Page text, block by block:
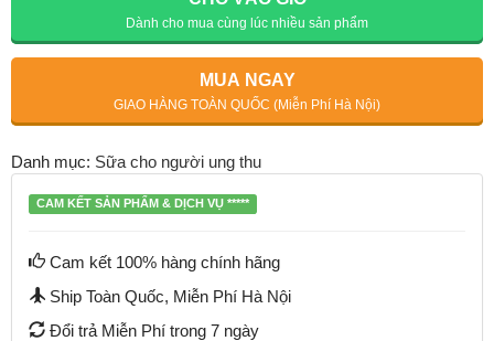
Dành cho mua cùng lúc nhiều sản phẩm
MUA NGAY
GIAO HÀNG TOÀN QUỐC (Miễn Phí Hà Nội)
Danh mục: Sữa cho người ung thu
CAM KẾT SẢN PHẨM & DỊCH VỤ *****
Cam kết 100% hàng chính hãng
Ship Toàn Quốc, Miễn Phí Hà Nội
Đổi trả Miễn Phí trong 7 ngày